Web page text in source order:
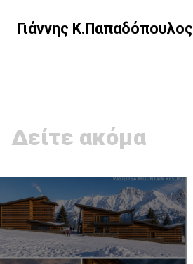
Γιάννης Κ.Παπαδόπουλος
Δείτε ακόμα